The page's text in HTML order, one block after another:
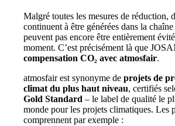
Malgré toutes les mesures de réduction,
continuent à être générées dans la
peuvent pas encore être entièrement
moment. C’est précisément là que
compensation CO₂ avec atmosfair.
atmosfair est synonyme deprojets de
climat du plus haut niveau, certifiés
Gold Standard – le label de qualité le
monde pour les projets climatiques. Les
comprennent par exemple :